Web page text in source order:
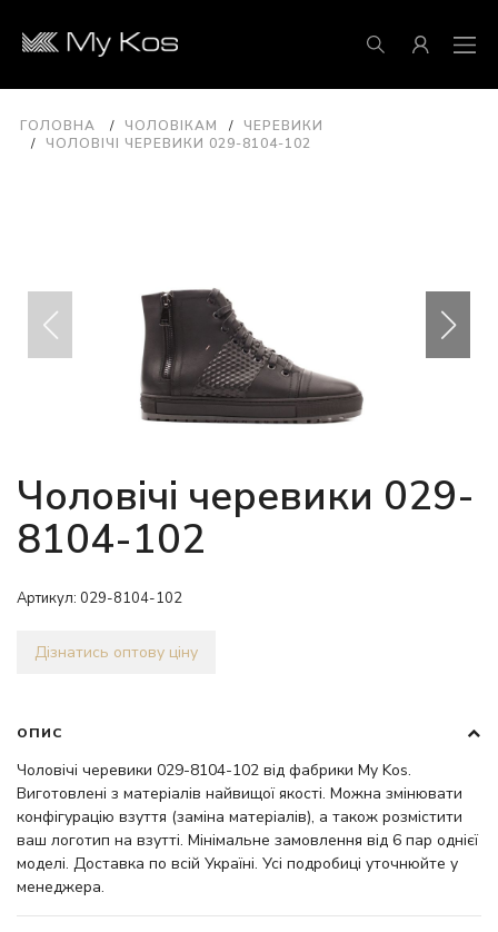
ГОЛОВНА ЧОЛОВІКАМ
ЧЕРЕВИКИ
ЧОЛОВІЧІ ЧЕРЕВИКИ 029-8104-102
Чоловічі черевики 029-
8104-102
Артикул: 029-8104-102
Дізнатись оптову ціну
ОПИС
Чоловічі черевики 029-8104-102 від фабрики My Kos.
Виготовлені з матеріалів найвищої якості. Можна змінювати
конфігурацію взуття (заміна матеріалів), а також розмістити
ваш логотип на взутті. Мінімальне замовлення від 6 пар однієї
моделі. Доставка по всій Україні. Усі подробиці уточнюйте у
менеджера.